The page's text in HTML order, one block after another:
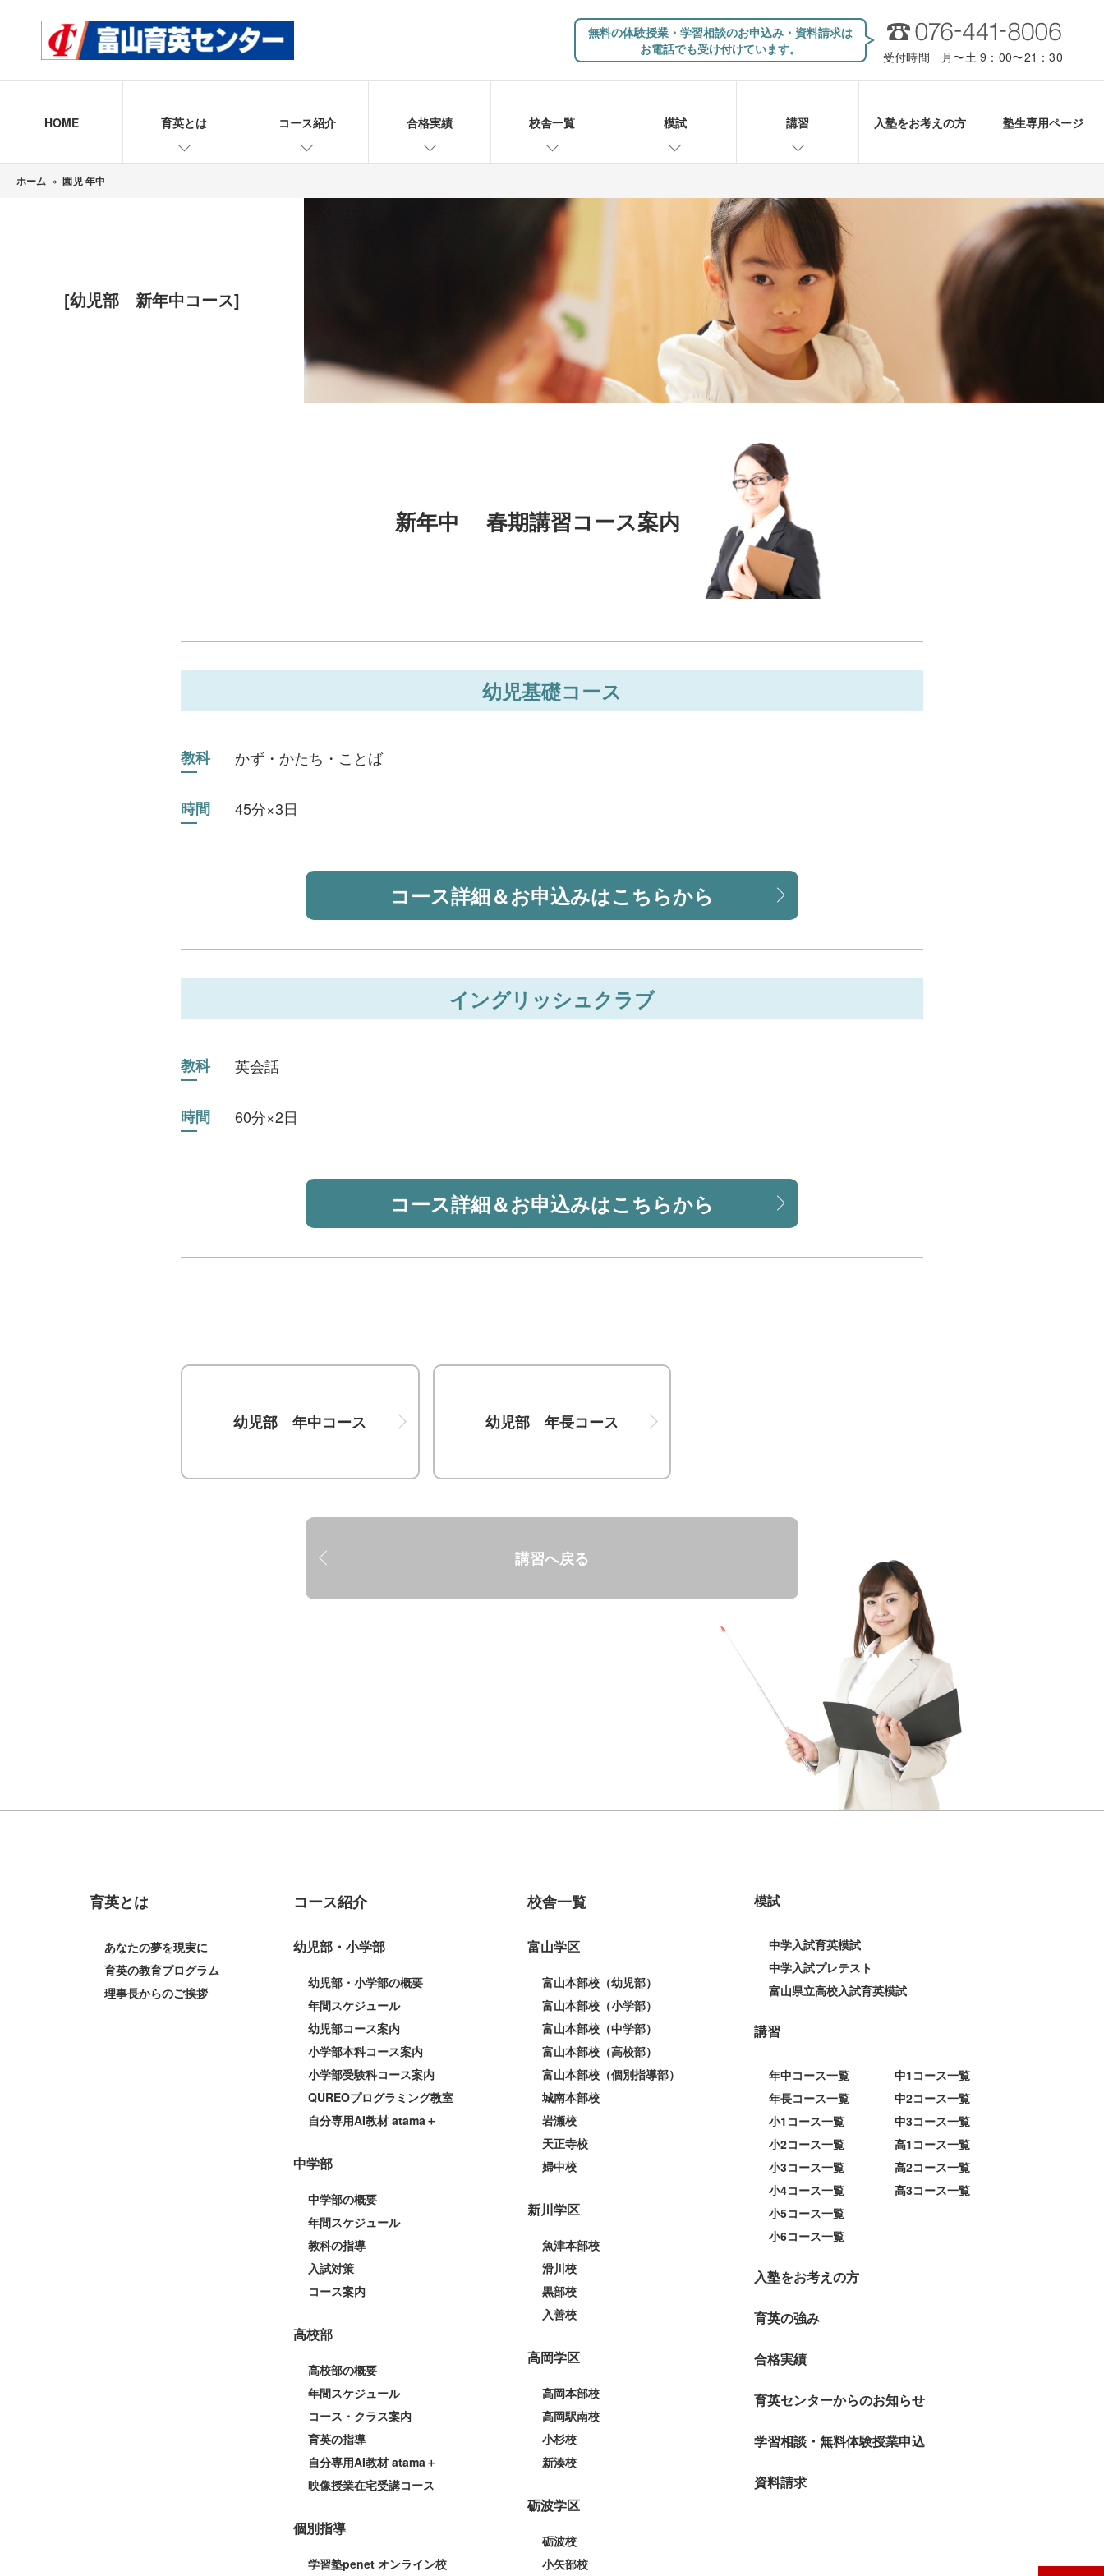
無料の体験授業・学習相談のお申込み・資料請求は
お電話でも受け付けています。
受付時間 月〜土 9：00〜21：30
HOME 育英とは コース紹介 合格実績 校舎一覧 模試 講習 入塾をお考えの方 塾生専用ページ
ホーム » 園児 年中
[幼児部 新年中コース]
新年中 春期講習コース案内
幼児基礎コース
教科 かず・かたち・ことば
時間 45分×3日
コース詳細＆お申込みはこちらから
イングリッシュクラブ
教科 英会話
時間 60分×2日
コース詳細＆お申込みはこちらから
幼児部 年中コース 幼児部 年長コース
講習へ戻る
育英とは
あなたの夢を現実に
育英の教育プログラム
理事長からのご挨拶
コース紹介
幼児部・小学部
幼児部・小学部の概要
年間スケジュール
幼児部コース案内
小学部本科コース案内
小学部受験科コース案内
QUREOプログラミング教室
自分専用AI教材 atama＋
中学部
中学部の概要
年間スケジュール
教科の指導
入試対策
コース案内
高校部
高校部の概要
年間スケジュール
コース・クラス案内
育英の指導
自分専用AI教材 atama＋
映像授業在宅受講コース
個別指導
学習塾penet オンライン校
校舎一覧
富山学区
富山本部校（幼児部）
富山本部校（小学部）
富山本部校（中学部）
富山本部校（高校部）
富山本部校（個別指導部）
城南本部校
岩瀬校
天正寺校
婦中校
新川学区
魚津本部校
滑川校
黒部校
入善校
高岡学区
高岡本部校
高岡駅南校
小杉校
新湊校
砺波学区
砺波校
小矢部校
模試
中学入試育英模試
中学入試プレテスト
富山県立高校入試育英模試
講習
年中コース一覧
年長コース一覧
小1コース一覧
小2コース一覧
小3コース一覧
小4コース一覧
小5コース一覧
小6コース一覧
中1コース一覧
中2コース一覧
中3コース一覧
高1コース一覧
高2コース一覧
高3コース一覧
入塾をお考えの方
育英の強み
合格実績
育英センターからのお知らせ
学習相談・無料体験授業申込
資料請求